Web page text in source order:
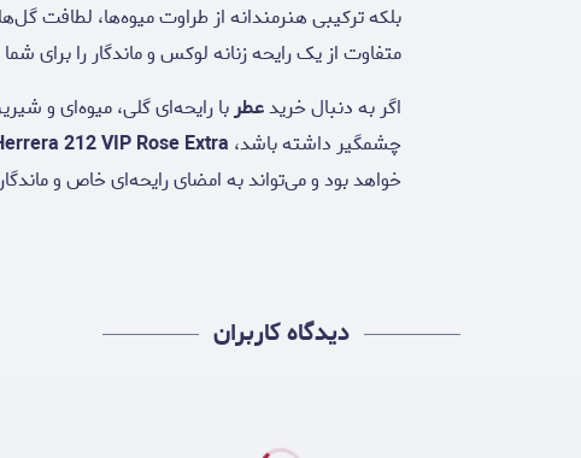
بلکه ترکیبی هنرمندانه از طراوت میوه‌ها، لطافت
متفاوت از یک رایحه زنانه لوکس و ماندگار را برای
اگر به دنبال خریدعطربا رایحه‌ای گلی، میوه‌ای و
چشمگیر داشته باشد، 212 VIP Rose Extra
خواهد بود و می‌تواند به امضای رایحه‌ای خاص و
دیدگاه کاربران